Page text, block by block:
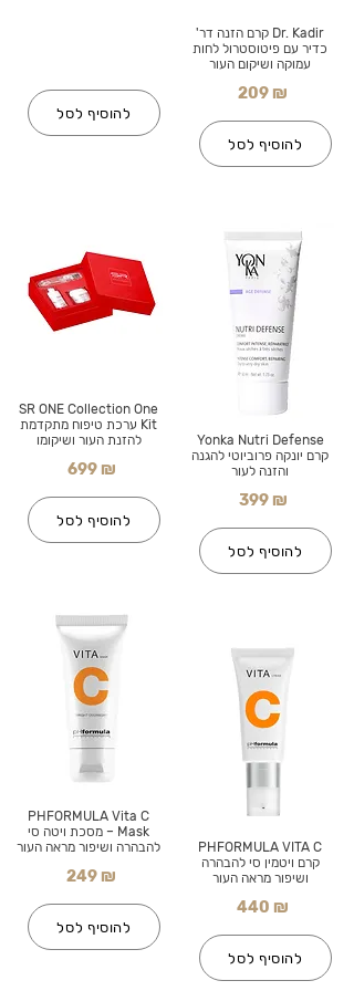
להוסיף לסל
SR ONE Collection One
Kit ערכת טיפוח מתקדמת
להזנת העור ושיקומו
699 ₪
להוסיף לסל
PHFORMULA Vita C
Mask – מסכת ויטה סי
להבהרה ושיפור מראה העור
249 ₪
להוסיף לסל
Dr. Kadir קרם הזנה דר'
כדיר עם פיטוסטרול לחות
עמוקה ושיקום העור
209 ₪
להוסיף לסל
Yonka Nutri Defense
קרם יונקה פרוביוטי להגנה
והזנה לעור
399 ₪
להוסיף לסל
PHFORMULA VITA C
קרם ויטמין סי להבהרה
ושיפור מראה העור
440 ₪
להוסיף לסל